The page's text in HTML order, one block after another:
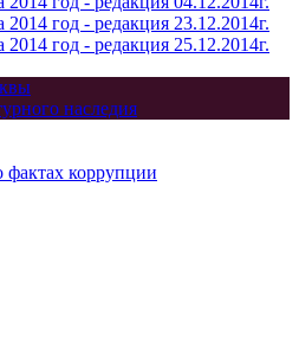
год - редакция 23.12.2014г.
год - редакция 25.12.2014г.
наследия
коррупции